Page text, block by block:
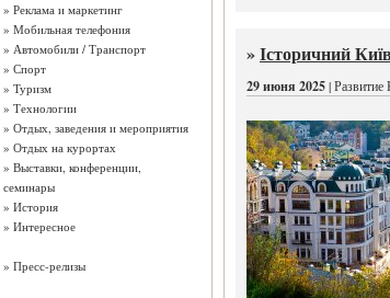
» Реклама и маркетинг
» Мобильная телефония
» Автомобили / Транспорт
» Спорт
» Туризм
» Технологии
» Отдых, заведения и мероприятия
» Отдых на курортах
» Выставки, конференции,
семинары
» История
» Интересное
» Пресс-релизы
»Історичний
29 июня 2025| Развитие